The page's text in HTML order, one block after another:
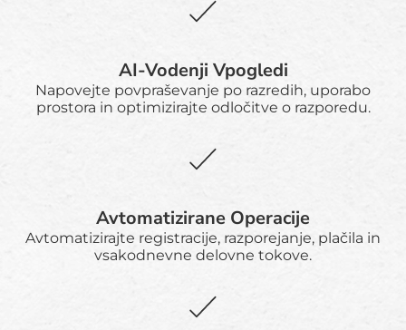
AI-Vodenji Vpogledi
Napovejte povpraševanje po razredih, uporabo
prostora in optimizirajte odločitve o razporedu.
Avtomatizirane Operacije
Avtomatizirajte registracije, razporejanje, plačila in
vsakodnevne delovne tokove.